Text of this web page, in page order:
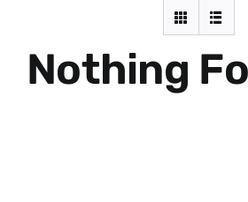
Nothing